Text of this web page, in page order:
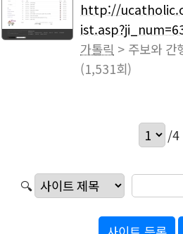
http://
가톨릭 > 주보와 간
(1,531회)
/4
🔍